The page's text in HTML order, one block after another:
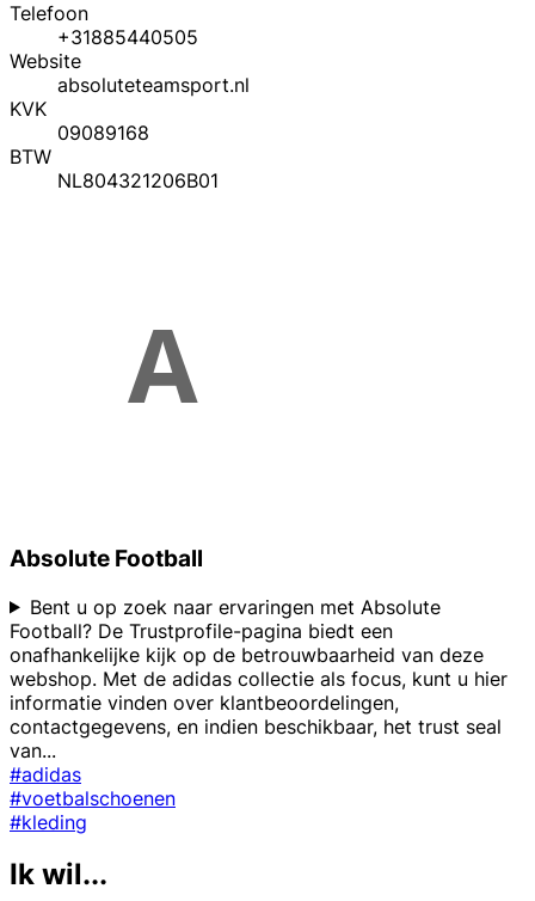
Telefoon
+31885440505
Website
absoluteteamsport.nl
KVK
09089168
BTW
NL804321206B01
Absolute Football
Bent u op zoek naar ervaringen met Absolute
Football? De Trustprofile-pagina biedt een
onafhankelijke kijk op de betrouwbaarheid van deze
webshop. Met de adidas collectie als focus, kunt u hier
informatie vinden over klantbeoordelingen,
contactgegevens, en indien beschikbaar, het trust seal
van...
#adidas
#voetbalschoenen
#kleding
Ik wil...